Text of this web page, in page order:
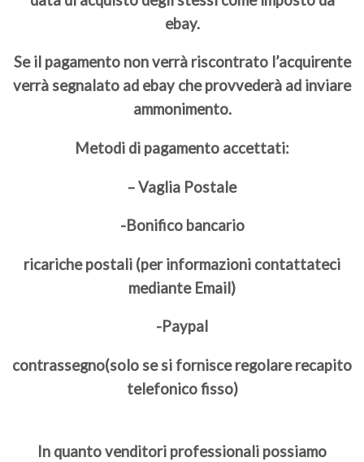
ebay.
Se il pagamento non verrà riscontrato l’acquirente
verrà segnalato ad ebay che provvederà ad inviare
ammonimento.
Metodi di pagamento accettati:
– Vaglia Postale
-Bonifico bancario
ricariche postali (per informazioni contattateci
mediante Email)
-Paypal
contrassegno(solo se si fornisce regolare recapito
telefonico fisso)
In quanto venditori professionali possiamo